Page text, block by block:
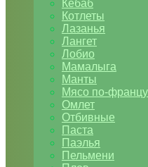
Кебаб
Котлеты
Лазанья
Лангет
Лобио
Мамалыга
Манты
Мясо по-
Омлет
Отбивные
Паста
Паэлья
Пельмени